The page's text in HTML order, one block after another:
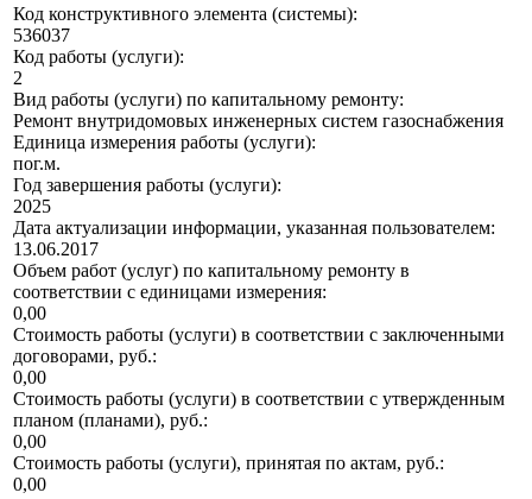
Код конструктивного элемента (системы):
536037
Код работы (услуги):
2
Вид работы (услуги) по капитальному ремонту:
Ремонт внутридомовых инженерных систем газоснабжения
Единица измерения работы (услуги):
пог.м.
Год завершения работы (услуги):
2025
Дата актуализации информации, указанная пользователем:
13.06.2017
Объем работ (услуг) по капитальному ремонту в
соответствии с единицами измерения:
0,00
Стоимость работы (услуги) в соответствии с заключенными
договорами, руб.:
0,00
Стоимость работы (услуги) в соответствии с утвержденным
планом (планами), руб.:
0,00
Стоимость работы (услуги), принятая по актам, руб.:
0,00